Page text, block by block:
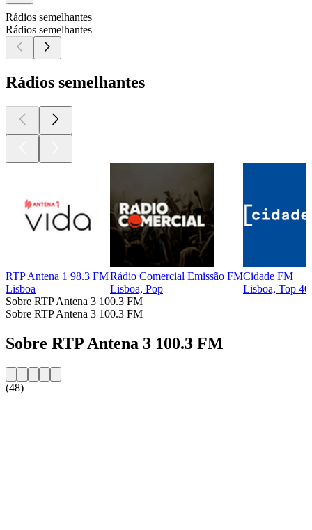
Rádios semelhantes
Rádios semelhantes
Rádios semelhantes
RTP Antena 1 98.3 FM
Lisboa
Rádio Comercial Emissão FM
Lisboa, Pop
Cidade FM
Lisboa, Top
Sobre RTP Antena 3 100.3 FM
Sobre RTP Antena 3 100.3 FM
Sobre RTP Antena 3 100.3 FM
(48)